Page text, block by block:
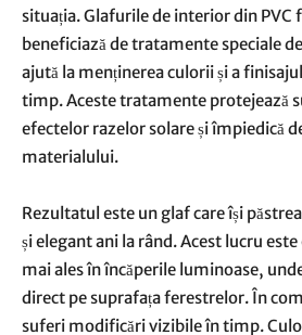
situația. Glafurile de interior din PVC
beneficiază de tratamente speciale
ajută la menținerea culorii și a
timp. Aceste tratamente protejează
efectelor razelor solare și împiedică
materialului.
Rezultatul este un glaf care își
și elegant ani la rând. Acest lucru
mai ales în încăperile luminoase,
direct pe suprafața ferestrelor. În
suferi modificări vizibile în timp.